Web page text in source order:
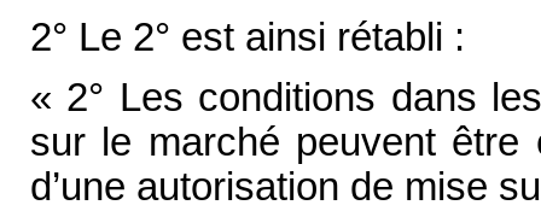
2° Le 2° est ainsi rétabli :
« 2° Les conditions dans
sur le marché peuvent être
d’une autorisation de mise